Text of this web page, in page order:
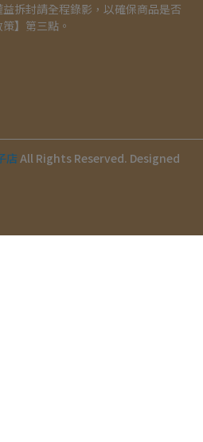
拆封請全程錄影，以確保商品是否
策】 第三點。
店 All Rights Reserved. Designed